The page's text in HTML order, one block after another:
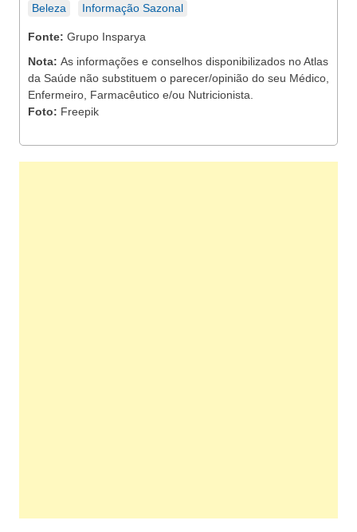
Beleza Informação Sazonal
Fonte: Grupo Insparya
Nota: As informações e conselhos disponibilizados no Atlas
da Saúde não substituem o parecer/opinião do seu Médico,
Enfermeiro, Farmacêutico e/ou Nutricionista.
Foto: Freepik